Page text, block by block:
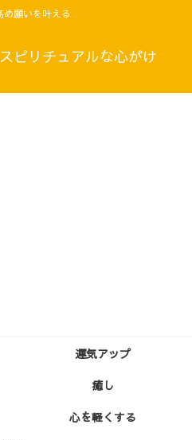
め願いを叶える
ピリチュアルな心がけ
運気アップ
癒し
心を軽くする